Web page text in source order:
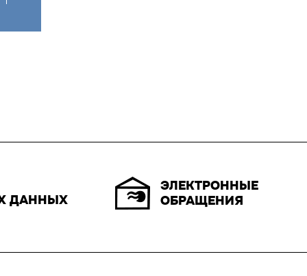
ДАННЫХ
ЭЛЕКТРОННЫЕ
ОБРАЩЕНИЯ